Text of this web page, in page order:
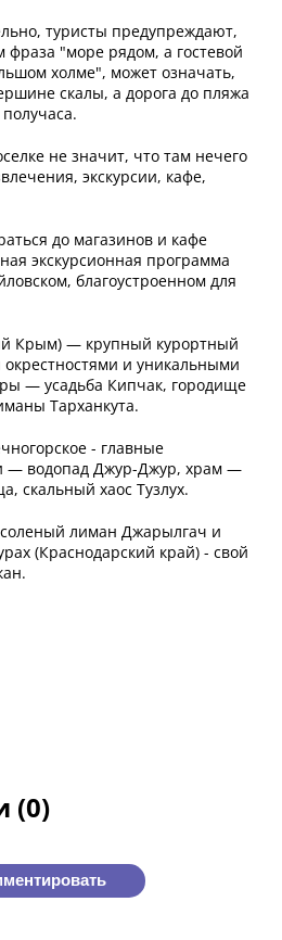
туристы предупреждают,
фраза "море рядом, а гостевой
холме", может означать,
скалы, а дорога до пляжа
не значит, что там нечего
экскурсии, кафе,
до магазинов и кафе
экскурсионная программа
благоустроенном для
Крым) — крупный курортный
и уникальными
— усадьба Кипчак, городище
Тарханкута.
- главные
— водопад Джур-Джур, храм —
скальный хаос Тузлух.
лиман Джарылгач и
(Краснодарский край) - свой
(0)